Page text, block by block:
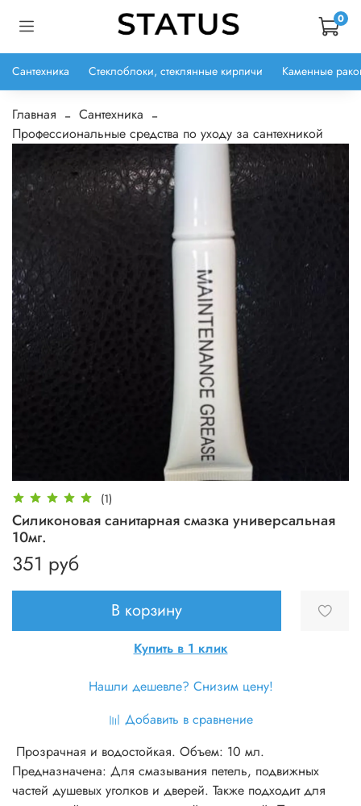
0
Сантехника Стеклоблоки, стеклянные кирпичи Каменные
Главная
Сантехника
Профессиональные средства по уходу за сантехникой
(1)
Силиконовая санитарная смазка универсальная
10мг.
351 руб
В корзину
Купить в 1 клик
Нашли дешевле? Снизим цену!
Добавить в сравнение
Прозрачная и водостойкая. Объем: 10 мл.
Предназначена: Для смазывания петель, подвижных
частей душевых уголков и дверей. Также подходит для